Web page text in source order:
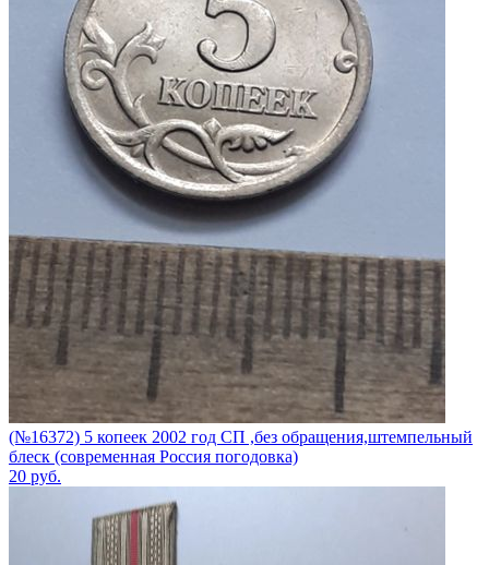
(№16372) 5 копеек 2002 год СП ,без обращения,штемпельный
блеск (современная Россия погодовка)
20 руб.